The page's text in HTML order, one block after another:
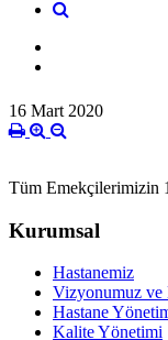
16 Mart 2020
Tüm Emekçilerimizin
Kurumsal
Hastanemiz
Vizyonumuz ve
Hastane
Kalite Yönetimi